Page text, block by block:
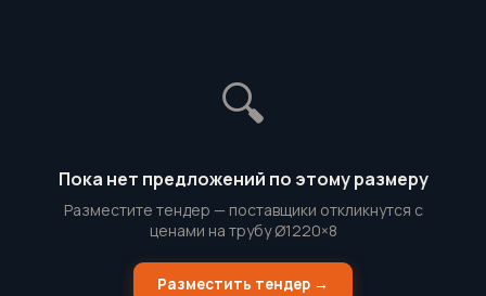
🔍
Пока нет предложений по этому размеру
Разместите тендер — поставщики откликнутся с
ценами на трубу Ø1220×8
Разместить тендер →